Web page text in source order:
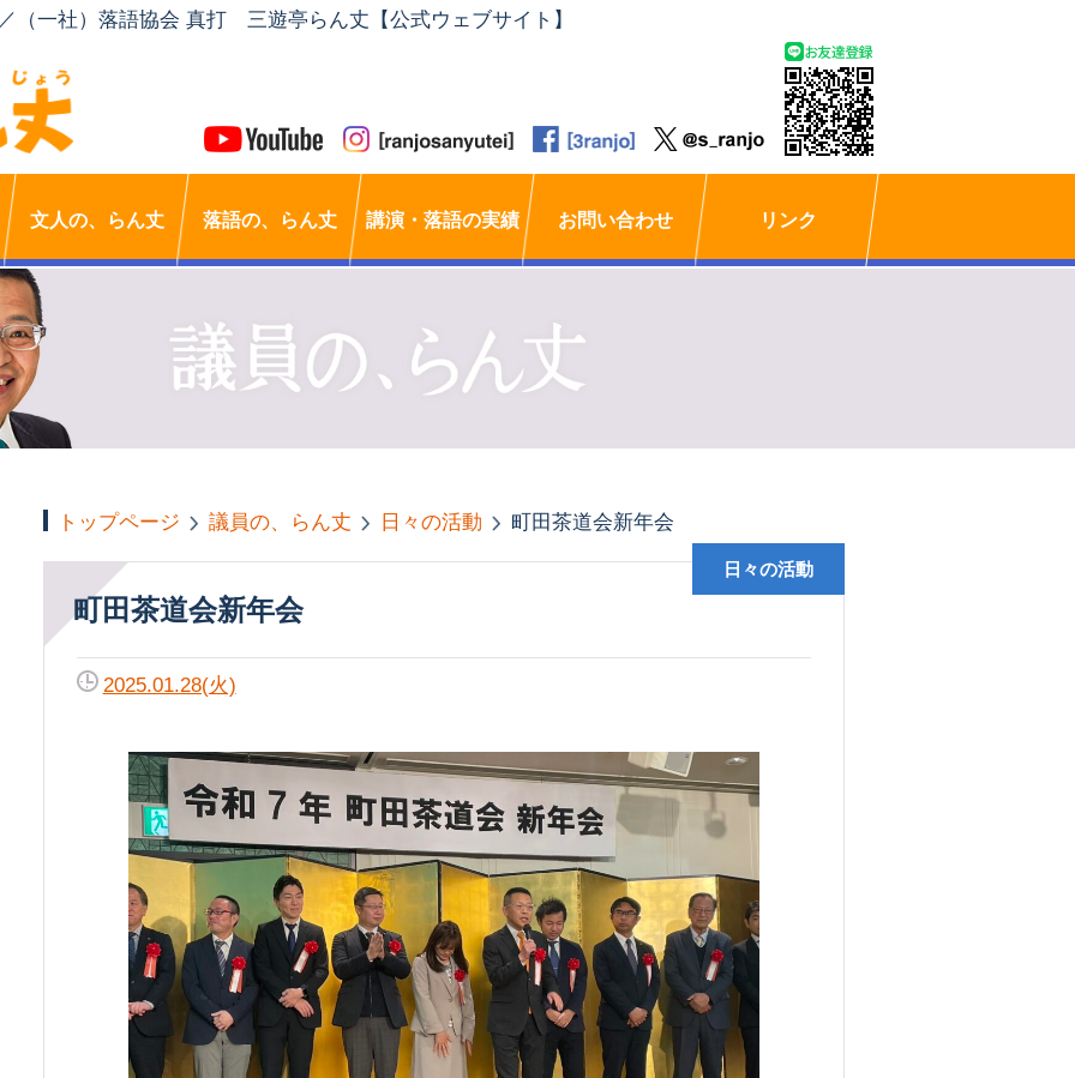
（一社）落語協会 真打 三遊亭らん丈【公式ウェブサイト】
文人の、らん丈 落語の、らん丈 講演・落語の実績 お問い合わせ リンク
トップページ 議員の、らん丈 日々の活動 町田茶道会新年会
町田茶道会新年会
日々の活動
2025.01.28(火)